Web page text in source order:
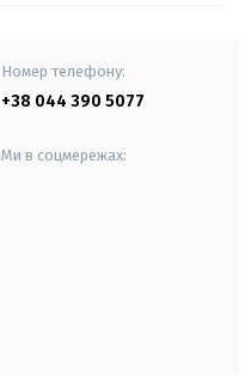
Номер телефону:
+38 044 390 5077
Ми в соцмережах: